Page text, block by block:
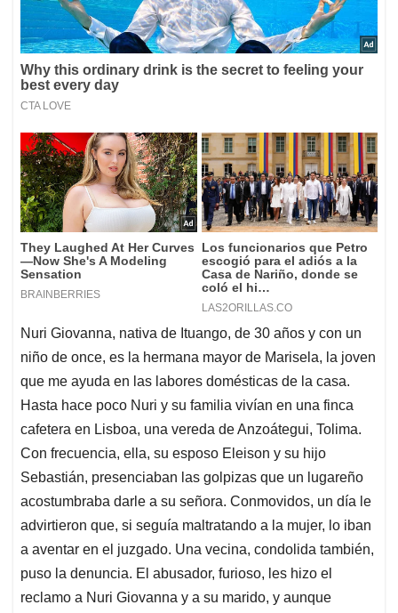
Nuri Giovanna, nativa de Ituango, de 30 años y con un
niño de once, es la hermana mayor de Marisela, la joven
que me ayuda en las labores domésticas de la casa.
Hasta hace poco Nuri y su familia vivían en una finca
cafetera en Lisboa, una vereda de Anzoátegui, Tolima.
Con frecuencia, ella, su esposo Eleison y su hijo
Sebastián, presenciaban las golpizas que un lugareño
acostumbraba darle a su señora. Conmovidos, un día le
advirtieron que, si seguía maltratando a la mujer, lo iban
a aventar en el juzgado. Una vecina, condolida también,
puso la denuncia. El abusador, furioso, les hizo el
reclamo a Nuri Giovanna y a su marido, y aunque